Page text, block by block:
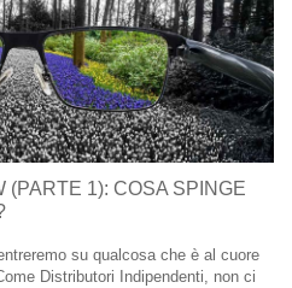
(PARTE 1): COSA SPINGE
su qualcosa che è al cuore
Distributori Indipendenti, non ci